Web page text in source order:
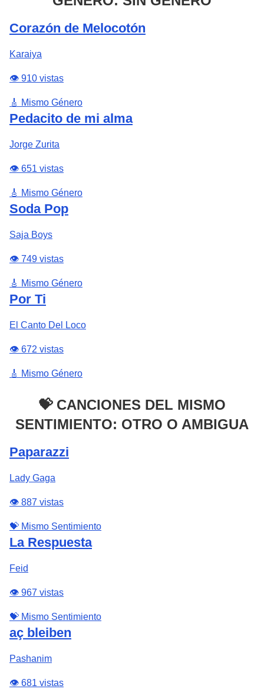
Corazón de Melocotón
Karaiya
👁️ 910 vistas
🎸 Mismo Género
Pedacito de mi alma
Jorge Zurita
👁️ 651 vistas
🎸 Mismo Género
Soda Pop
Saja Boys
👁️ 749 vistas
🎸 Mismo Género
Por Ti
El Canto Del Loco
👁️ 672 vistas
🎸 Mismo Género
💝 CANCIONES DEL MISMO
SENTIMIENTO: OTRO O AMBIGUA
Paparazzi
Lady Gaga
👁️ 887 vistas
💝 Mismo Sentimiento
La Respuesta
Feid
👁️ 967 vistas
💝 Mismo Sentimiento
aç bleiben
Pashanim
👁️ 681 vistas